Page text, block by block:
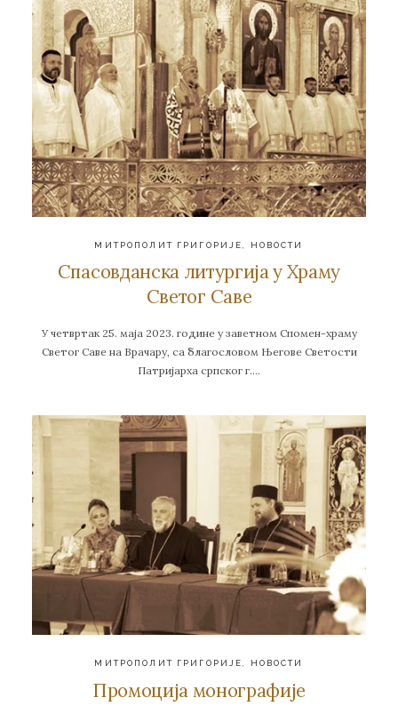
МИТРОПОЛИТ ГРИГОРИЈЕ НОВОСТИ
Спасовданска литургија у Храму
Светог Саве
У четвртак 25. маја 2023. године у заветном Спомен-храму
Светог Саве на Врачару, са благословом Његове Светости
Патријарха српског г….
МИТРОПОЛИТ ГРИГОРИЈЕ, НОВОСТИ
Промоција монографије